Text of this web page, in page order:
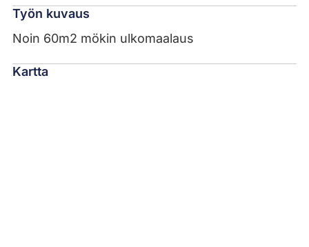
Työn kuvaus
Noin 60m2 mökin ulkomaalaus
Kartta